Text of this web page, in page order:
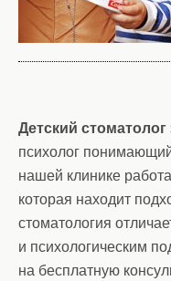
Детский стоматолог
психолог
нашей клинике
которая находит
стоматология
и психологическим
на бесплатную